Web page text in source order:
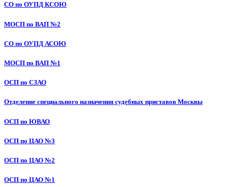
СО по ОУПД КСОЮ
МОСП по ВАП №2
СО по ОУПД АСОЮ
МОСП по ВАП №1
ОСП по СЗАО
Отделение специального назначения судебных приставов Москвы
ОСП по ЮВАО
ОСП по ЦАО №3
ОСП по ЦАО №2
ОСП по ЦАО №1